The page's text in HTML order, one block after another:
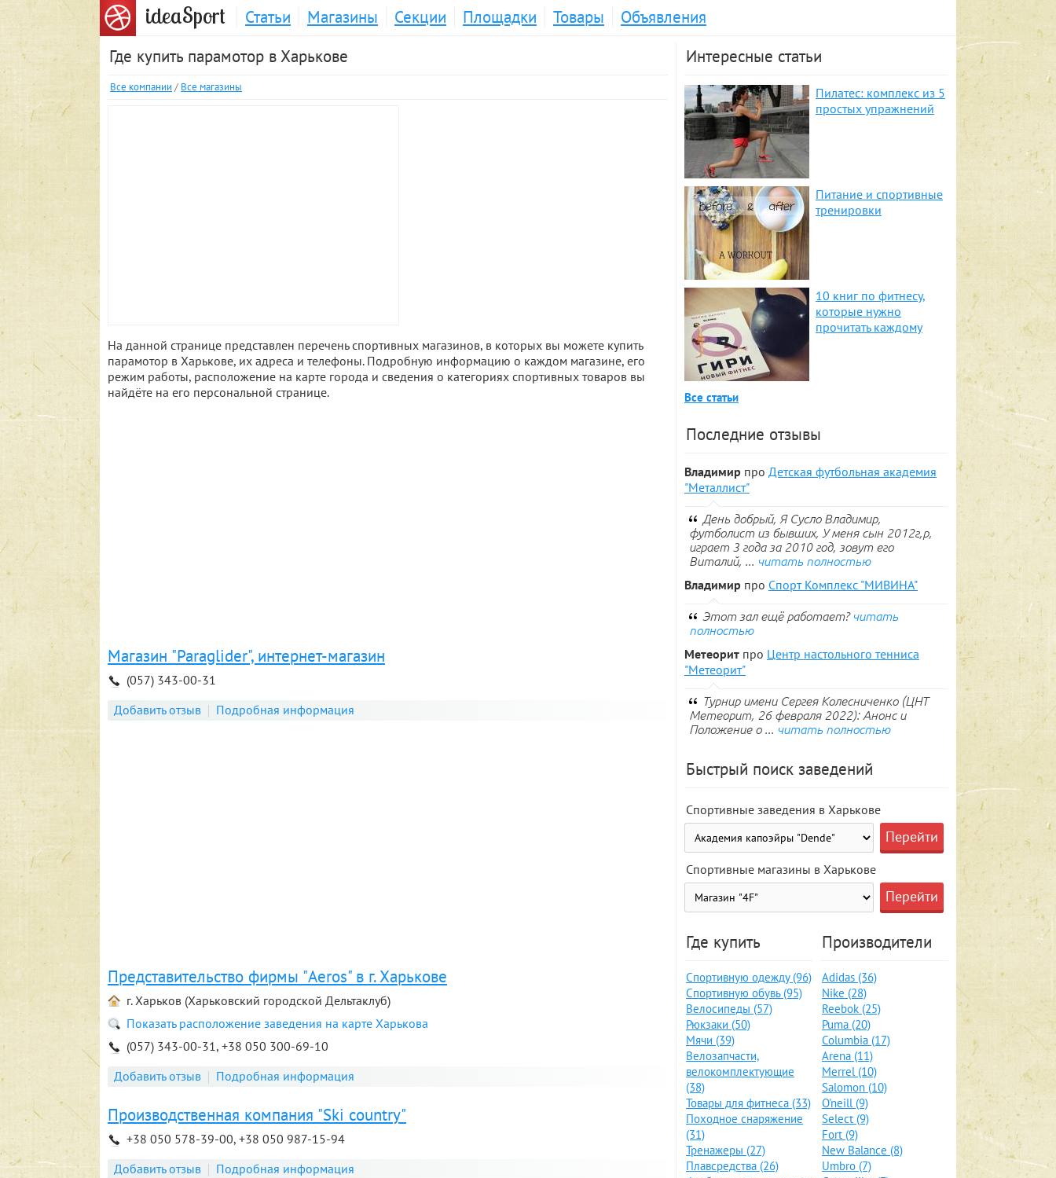
ideaSport Статьи Магазины Секции Площадки Товары
Объявления
Где купить парамотор в Харькове
Все компании / Все магазины
На данной странице представлен перечень спортивных магазинов, в которых вы можете купить
парамотор в Харькове, их адреса и телефоны. Подробную информацию о каждом магазине, его
режим работы, расположение на карте города и сведения о категориях спортивных товаров вы
найдёте на его персональной странице.
Магазин "Paraglider", интернет-магазин
(057) 343-00-31
Добавить отзыв
Подробная информация
Представительство фирмы "Aeros" в г. Харькове
г. Харьков (Харьковский городской Дельтаклуб)
Показать расположение заведения на карте Харькова
(057) 343-00-31, +38 050 300-69-10
Добавить отзыв
Подробная информация
Производственная компания "Ski country"
+38 050 578-39-00, +38 050 987-15-94
Добавить отзыв
Подробная информация
Интересные статьи
Пилатес: комплекс из 5
простых упражнений
Питание и спортивные
тренировки
10 книг по фитнесу,
которые нужно
прочитать каждому
Все статьи
Последние отзывы
Владимир про Детская футбольная академия
"Металлист"
День добрый, Я Сусло Владимир,
футболист из бывших, У меня сын 2012г,р,
играет 3 года за 2010 год, зовут его
Виталий, ... читать полностью
Владимир про Спорт Комплекс "МИВИНА"
Этот зал ещё работает? читать
полностью
Метеорит про Центр настольного тенниса
"Метеорит"
Турнир имени Сергея Колесниченко (ЦНТ
Метеорит, 26 февраля 2022): Анонс и
Положение о ... читать полностью
Быстрый поиск заведений
Спортивные заведения в Харькове
Спортивные магазины в Харькове
Где купить
Спортивную одежду (96)
Спортивную обувь (95)
Велосипеды (57)
Рюкзаки (50)
Мячи (39)
Велозапчасти,
велокомплектующие
(38)
Товары для фитнеса (33)
Походное снаряжение
(31)
Тренажеры (27)
Плавсредства (26)
Производители
Adidas (36)
Nike (28)
Reebok (25)
Puma (20)
Columbia (17)
Arena (11)
Merrel (10)
Salomon (10)
O'neill (9)
Select (9)
Fort (9)
New Balance (8)
Umbro (7)